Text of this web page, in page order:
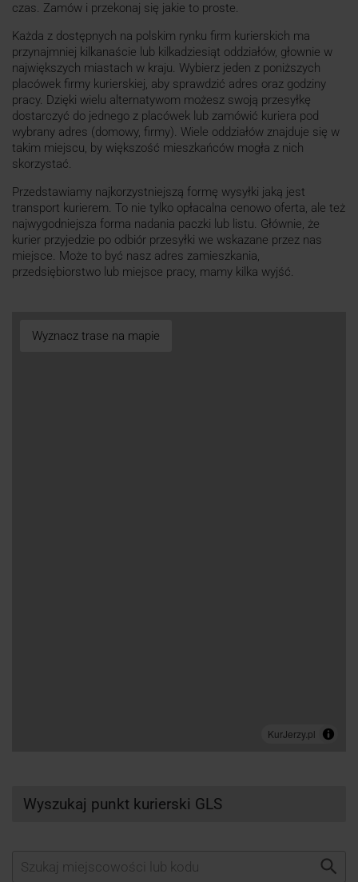
czas. Zamów i przekonaj się jakie to proste.
Każda z dostępnych na polskim rynku firm kurierskich ma
przynajmniej kilkanaście lub kilkadziesiąt oddziałów, głownie w
największych miastach w kraju. Wybierz jeden z poniższych
placówek firmy kurierskiej, aby sprawdzić adres oraz godziny
pracy. Dzięki wielu alternatywom możesz swoją przesyłkę
dostarczyć do jednego z placówek lub zamówić kuriera pod
wybrany adres (domowy, firmy). Wiele oddziałów znajduje się w
takim miejscu, by większość mieszkańców mogła z nich
skorzystać.
Przedstawiamy najkorzystniejszą formę wysyłki jaką jest
transport kurierem. To nie tylko opłacalna cenowo oferta, ale też
najwygodniejsza forma nadania paczki lub listu. Głównie, że
kurier przyjedzie po odbiór przesyłki we wskazane przez nas
miejsce. Może to być nasz adres zamieszkania,
przedsiębiorstwo lub miejsce pracy, mamy kilka wyjść.
Wyznacz trase na mapie
Wyszukaj punkt kurierski GLS